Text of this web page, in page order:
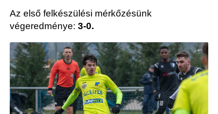
Az első felkészülési mérkőzésünk
végeredménye: 3-0.